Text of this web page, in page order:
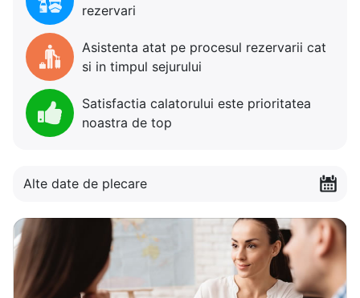
rezervari
Asistenta atat pe procesul rezervarii cat
si in timpul sejurului
Satisfactia calatorului este prioritatea
noastra de top
Alte date de plecare